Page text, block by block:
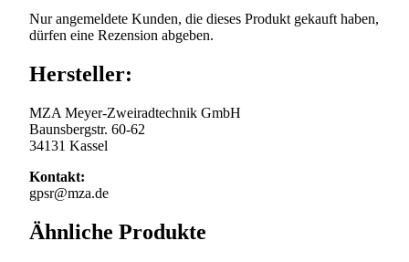
Nur angemeldete Kunden, die dieses Produkt gekauft haben,
dürfen eine Rezension abgeben.
Hersteller:
MZA Meyer-Zweiradtechnik GmbH
Baunsbergstr. 60-62
34131 Kassel
Kontakt:
gpsr@mza.de
Ähnliche Produkte